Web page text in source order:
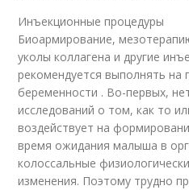
Инъекционные процедуры
Биоармирование,
уколы коллагена и другие
рекомендуется выполнять на
беременности . Во-первых,
исследований о том, как то
воздействует на
время ожидания малыша в
колоссальные
изменения. Поэтому трудно